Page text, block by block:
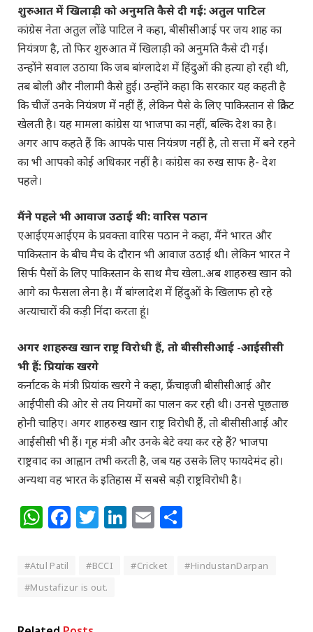
शुरुआत में खिलाड़ी को अनुमति कैसे दी गई: अतुल पाटिल
कांग्रेस नेता अतुल लोंढे पाटिल ने कहा, बीसीसीआई पर जय शाह का
नियंत्रण है, तो फिर शुरुआत में खिलाड़ी को अनुमति कैसे दी गई।
उन्होंने सवाल उठाया कि जब बांग्लादेश में हिंदुओं की हत्या हो रही थी,
तब बोली और नीलामी कैसे हुई। उन्होंने कहा कि सरकार यह कहती है
कि चीजें उनके नियंत्रण में नहीं हैं, लेकिन पैसे के लिए पाकिस्तान से क्रिकेट
खेलती है। यह मामला कांग्रेस या भाजपा का नहीं, बल्कि देश का है।
अगर आप कहते हैं कि आपके पास नियंत्रण नहीं है, तो सत्ता में बने रहने
का भी आपको कोई अधिकार नहीं है। कांग्रेस का रुख साफ है- देश
पहले।
मैंने पहले भी आवाज उठाई थी: वारिस पठान
एआईएमआईएम के प्रवक्ता वारिस पठान ने कहा, मैंने भारत और
पाकिस्तान के बीच मैच के दौरान भी आवाज उठाई थी। लेकिन भारत ने
सिर्फ पैसों के लिए पाकिस्तान के साथ मैच खेला..अब शाहरुख खान को
आगे का फैसला लेना है। मैं बांग्लादेश में हिंदुओं के खिलाफ हो रहे
अत्याचारों की कड़ी निंदा करता हूं।
अगर शाहरुख खान राष्ट्र विरोधी हैं, तो बीसीसीआई -आईसीसी
भी हैं: प्रियांक खरगे
कर्नाटक के मंत्री प्रियांक खरगे ने कहा, फ्रैंचाइजी बीसीसीआई और
आईपीसी की ओर से तय नियमों का पालन कर रही थी। उनसे पूछताछ
होनी चाहिए। अगर शाहरुख खान राष्ट्र विरोधी हैं, तो बीसीसीआई और
आईसीसी भी हैं। गृह मंत्री और उनके बेटे क्या कर रहे हैं? भाजपा
राष्ट्रवाद का आह्वान तभी करती है, जब यह उसके लिए फायदेमंद हो।
अन्यथा वह भारत के इतिहास में सबसे बड़ी राष्ट्रविरोधी है।
WhatsApp
Facebook
Twitter
LinkedIn
Email
#Atul Patil #BCCI #Cricket
#HindustanDarpan
#Mustafizur is out.